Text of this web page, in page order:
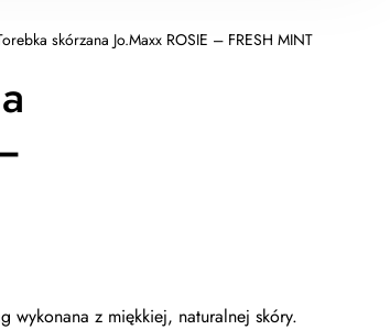
skórzana Jo.Maxx ROSIE – FRESH MINT
wykonana z miękkiej, naturalnej skóry.